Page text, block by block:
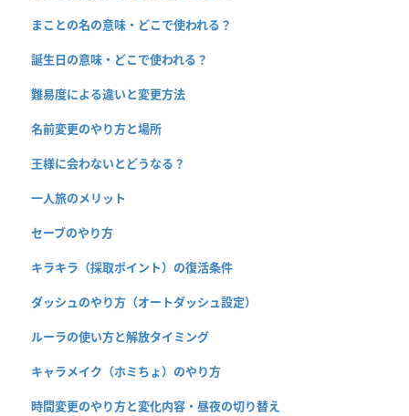
まことの名の意味・どこで使われる？
誕生日の意味・どこで使われる？
難易度による違いと変更方法
名前変更のやり方と場所
王様に会わないとどうなる？
一人旅のメリット
セーブのやり方
キラキラ（採取ポイント）の復活条件
ダッシュのやり方（オートダッシュ設定）
ルーラの使い方と解放タイミング
キャラメイク（ホミちょ）のやり方
時間変更のやり方と変化内容・昼夜の切り替え